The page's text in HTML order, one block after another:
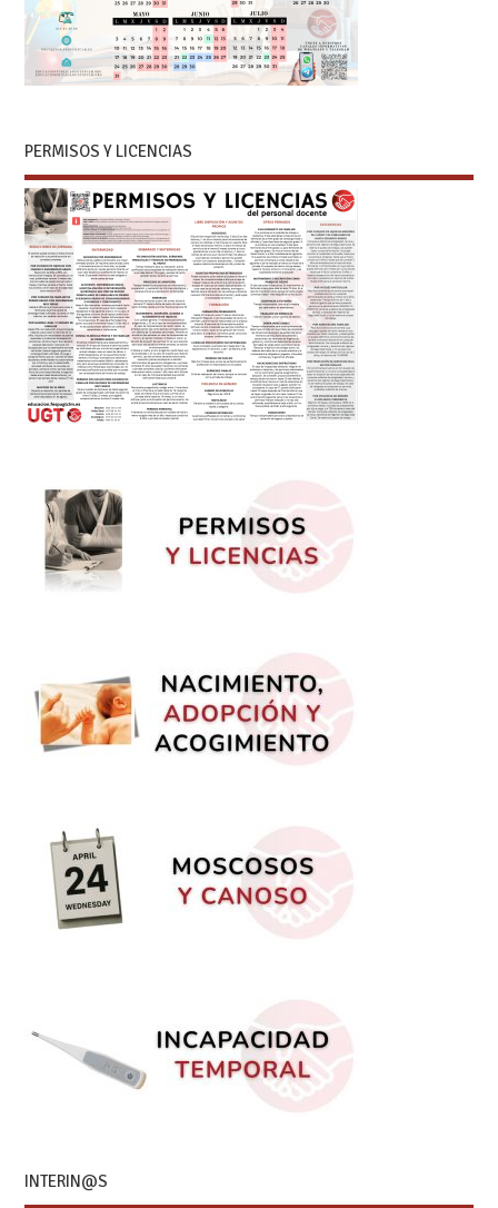
PERMISOS Y LICENCIAS
INTERIN@S